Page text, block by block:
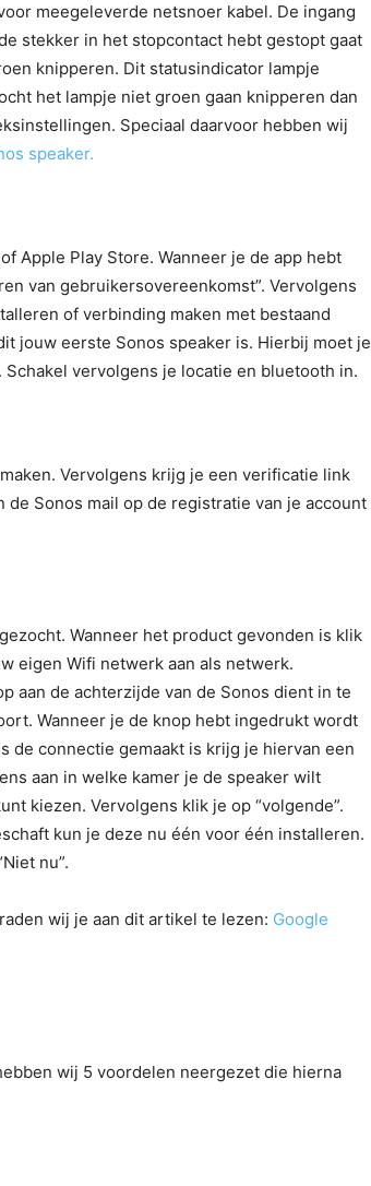
meegeleverde netsnoer kabel. De ingang
stekker in het stopcontact hebt gestopt gaat
knipperen. Dit statusindicator lampje
het lampje niet groen gaan knipperen dan
Speciaal daarvoor hebben wij
speaker.
Apple Play Store. Wanneer je de app hebt
van gebruikersovereenkomst”. Vervolgens
of verbinding maken met bestaand
jouw eerste Sonos speaker is. Hierbij moet je
vervolgens je locatie en bluetooth in.
Vervolgens krijg je een verificatie link
Sonos mail op de registratie van je account
Wanneer het product gevonden is klik
eigen Wifi netwerk aan als netwerk.
aan de achterzijde van de Sonos dient in te
Wanneer je de knop hebt ingedrukt wordt
de connectie gemaakt is krijg je hiervan een
aan in welke kamer je de speaker wilt
kiezen. Vervolgens klik je op “volgende”.
kun je deze nu één voor één installeren.
nu”.
wij je aan dit artikel te lezen: Google
wij 5 voordelen neergezet die hierna